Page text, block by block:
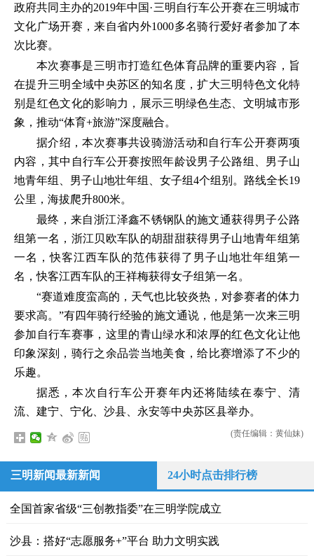
政府共同主办的2019年中国·三明自行车公开赛在三明城市
文化广场开赛，来自省内外1000多名骑行爱好者参加了本
次比赛。
本次赛事是三明市打造红色体育品牌的重要内容，旨
在提升三明全域中央苏区的知名度，扩大三明特色文化特
别是红色文化的影响力，展示三明绿色生态、文明城市形
象，推动“体育+旅游”深度融合。
据介绍，本次赛事共设骑游活动和自行车公开赛两项
内容，其中自行车公开赛按照年龄设男子公路组、男子山
地青年组、男子山地壮年组、女子组4个组别。路线全长19
公里，海拔爬升800米。
最终，来自浙江泽鑫不锈钢队的施文通获得男子公路
组第一名，浙江贝欧车队的胡甜甜获得男子山地青年组第
一名，快客江西车队的范伟获得了男子山地壮年组第一
名，快客江西车队的王祥梅获得女子组第一名。
“赛道难度蛮高的，天气也比较炎热，对参赛者的体力
要求高。”有四年骑行经验的施文通说，他是第一次来三明
参加自行车赛事，这里的青山绿水和浓厚的红色文化让他
印象深刻，骑行之余品尝当地美食，给比赛增添了不少的
乐趣。
据悉，本次自行车公开赛年内还将陆续在泰宁、清
流、建宁、宁化、沙县、永安等中央苏区县举办。
(责任编辑：黄仙妹)
三明新闻最新新闻 24小时点击排行榜
全国首家省级“三创教指委”在三明学院成立
沙县：搭好“志愿服务+”平台 助力文明实践